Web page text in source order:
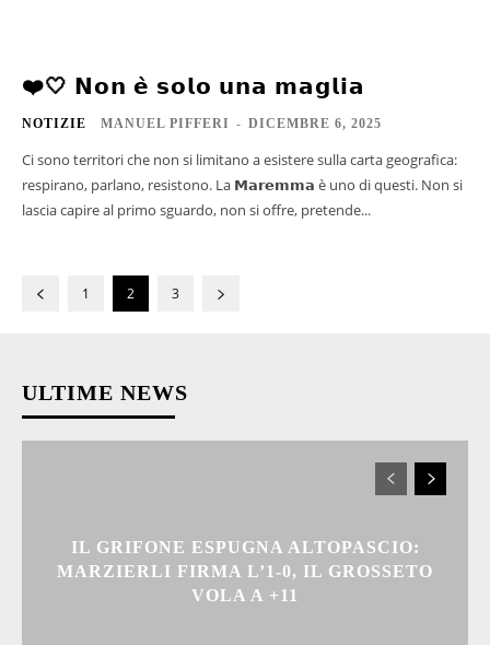
❤️🤍 𝗡𝗼𝗻 𝗲̀ 𝘀𝗼𝗹𝗼 𝘂𝗻𝗮 𝗺𝗮𝗴𝗹𝗶𝗮
NOTIZIE MANUEL PIFFERI - DICEMBRE 6, 2025
Ci sono territori che non si limitano a esistere sulla carta geografica:
respirano, parlano, resistono. La 𝗠𝗮𝗿𝗲𝗺𝗺𝗮 è uno di questi. Non si
lascia capire al primo sguardo, non si offre, pretende...
1 2 3
ULTIME NEWS
IL GRIFONE ESPUGNA ALTOPASCIO:
MARZIERLI FIRMA L’1-0, IL GROSSETO
VOLA A +11